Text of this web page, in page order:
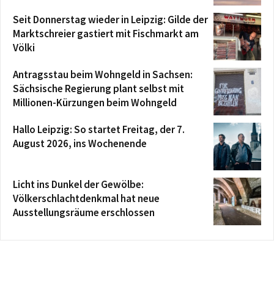
Seit Donnerstag wieder in Leipzig: Gilde der
Marktschreier gastiert mit Fischmarkt am
Völki
Antragsstau beim Wohngeld in Sachsen:
Sächsische Regierung plant selbst mit
Millionen-Kürzungen beim Wohngeld
Hallo Leipzig: So startet Freitag, der 7.
August 2026, ins Wochenende
Licht ins Dunkel der Gewölbe:
Völkerschlachtdenkmal hat neue
Ausstellungsräume erschlossen